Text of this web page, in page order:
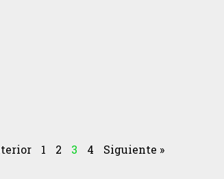
1 2 3 4 Siguiente »